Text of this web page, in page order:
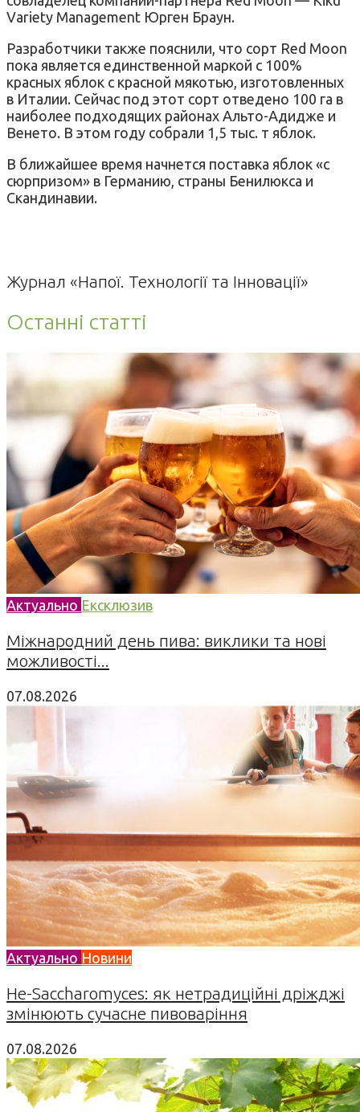
Variety Management Юрген Браун.
Разработчики также пояснили, что сорт Red Moon
пока является единственной маркой с 100%
красных яблок с красной мякотью, изготовленных
в Италии. Сейчас под этот сорт отведено 100 га в
наиболее подходящих районах Альто-Адидже и
Венето. В этом году собрали 1,5 тыс. т яблок.
В ближайшее время начнется поставка яблок «с
сюрпризом» в Германию, страны Бенилюкса и
Скандинавии.
Журнал «Напої. Технології та Інновації»
Останні статті
Актуально Ексклюзив
Міжнародний день пива: виклики та нові
можливості...
07.08.2026
Актуально Новини
Не-Saccharomyces: як нетрадиційні дріжджі
змінюють сучасне пивоваріння
07.08.2026